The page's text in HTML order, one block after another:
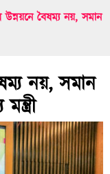
উন্নয়নে বৈষম্য নয়, সমান
নয়, সমান